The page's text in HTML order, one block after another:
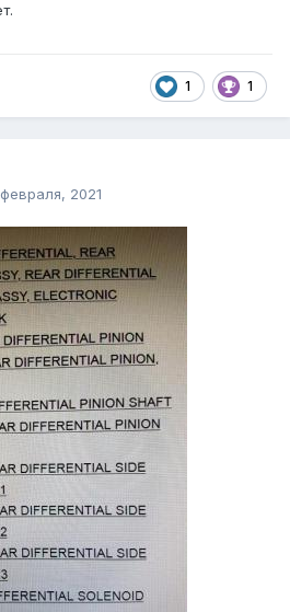
1 1
2021